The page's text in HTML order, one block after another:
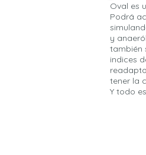
Oval es
Podrá
y
también
indices
tener la
Y todo